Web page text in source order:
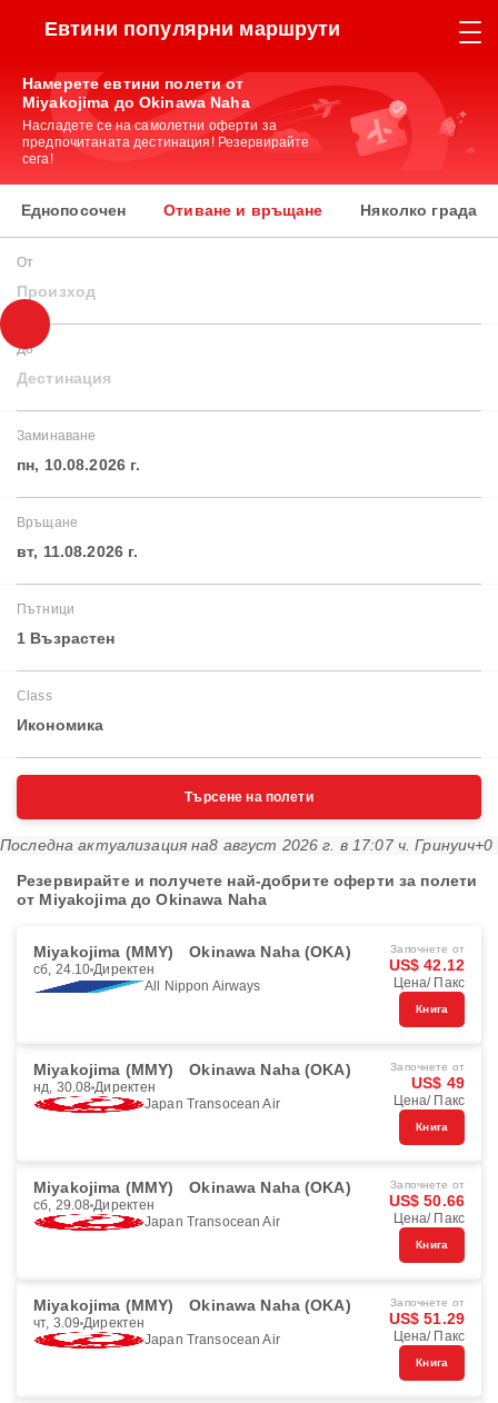
Евтини популярни маршрути
Намерете евтини полети от
Miyakojima до Okinawa Naha
Насладете се на самолетни оферти за
предпочитаната дестинация! Резервирайте
сега!
Еднопосочен Отиване и връщане Няколко града
От
Произход
До
Дестинация
Заминаване
пн, 10.08.2026 г.
Връщане
вт, 11.08.2026 г.
Пътници
1 Възрастен
Class
Икономика
Търсене на полети
Последна актуализация на8 август 2026 г. в 17:07 ч. Гринуич+0
Резервирайте и получете най-добрите оферти за полети
от Miyakojima до Okinawa Naha
Miyakojima (MMY) Okinawa Naha (OKA)
сб, 24.10 Директен
All Nippon Airways
Започнете от
US$ 42.12
Цена/ Пакс
Книга
Miyakojima (MMY) Okinawa Naha (OKA)
нд, 30.08 Директен
Japan Transocean Air
Започнете от
US$ 49
Цена/ Пакс
Книга
Miyakojima (MMY) Okinawa Naha (OKA)
сб, 29.08 Директен
Japan Transocean Air
Започнете от
US$ 50.66
Цена/ Пакс
Книга
Miyakojima (MMY) Okinawa Naha (OKA)
чт, 3.09 Директен
Japan Transocean Air
Започнете от
US$ 51.29
Цена/ Пакс
Книга